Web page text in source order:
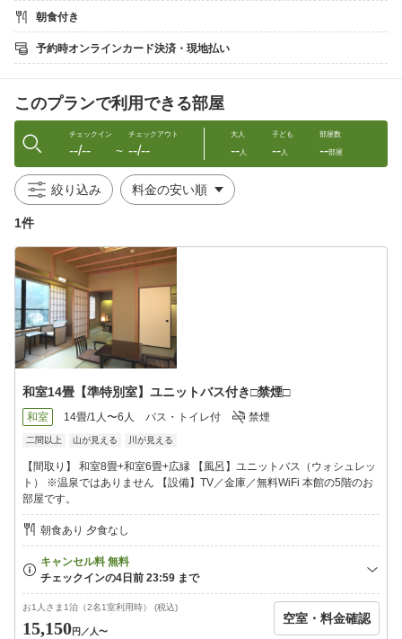
————————————————————————
●ご朝食
温泉水で炊いた「あさ粥」などの和食膳をお召し上がりくださ
●お子様
・アレルギー対応可（要予約・品数により別途料金）
・乳幼児にはごはん／おかゆのサービスがございます
●温泉
〜「泉質の良さ」をご堪能ください〜
飲む温泉としても知られ、販売もされています。
・大浴場『南天の湯』
・貸切風呂『アクア』(別途料金：1組1回のご利用につき1000円)
（1組1回のご利用。万が一夜ご入浴できない場合は翌朝優先的に
入浴できるようフロントにて調整いたします。）
※展望露天風呂『月の湯』の営業は改修のため、現在休止してお
ります。
●設備・サービス
・Wi−Fi無料
・駐車場10台無料
・下部温泉駅〜当館の送迎無料。ご連絡ください。
・マッサージ19:00〜22:00（フロントにてご予約）
●観光・イベント
・富士五湖の『本栖湖』／車で39分
・神明の花火大会／車で30分
・身延山／車で19分
イベントの開催状況や施設の開館状況についてはお確かめいただ
いてからお越しくださいませ。
朝食付き
予約時オンラインカード決済・現地払い
このプランで利用できる部屋
チェックイン
--/-- 〜
チェックアウト
--/--
大人
--人
子ども
--人
部屋数
--部屋
絞り込み
1件
和室14畳【準特別室】ユニットバス付き□禁煙□
和室 14畳/1人〜6人 バス・トイレ付 禁煙
二間以上 山が見える 川が見える
【間取り】 和室8畳+和室6畳+広縁 【風呂】ユニットバス（ウォシュレッ
ト） ※温泉ではありません 【設備】TV／金庫／無料WiFi 本館の5階のお
部屋です。
朝食あり 夕食なし
お1人さま1泊（2名1室利用時） (税込)
15,150円 ／人〜
空室・料金確認